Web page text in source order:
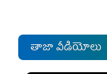
తాజా వీడియోలు